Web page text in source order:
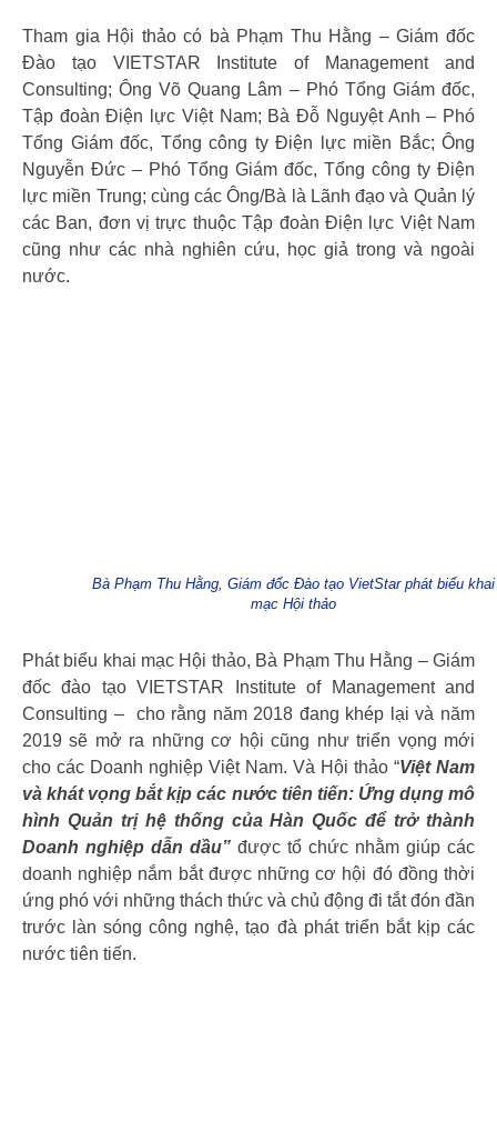
Tham gia Hội thảo có bà Phạm Thu Hằng – Giám đốc
Đào tạo VIETSTAR Institute of Management and
Consulting; Ông Võ Quang Lâm – Phó Tổng Giám đốc,
Tập đoàn Điện lực Việt Nam; Bà Đỗ Nguyệt Anh – Phó
Tổng Giám đốc, Tổng công ty Điện lực miền Bắc; Ông
Nguyễn Đức – Phó Tổng Giám đốc, Tổng công ty Điện
lực miền Trung; cùng các Ông/Bà là Lãnh đạo và Quản lý
các Ban, đơn vị trực thuộc Tập đoàn Điện lực Việt Nam
cũng như các nhà nghiên cứu, học giả trong và ngoài
nước.
Bà Phạm Thu Hằng, Giám đốc Đào tạo VietStar phát biểu khai
mạc Hội thảo
Phát biểu khai mạc Hội thảo, Bà Phạm Thu Hằng – Giám
đốc đào tạo VIETSTAR Institute of Management and
Consulting – cho rằng năm 2018 đang khép lại và năm
2019 sẽ mở ra những cơ hội cũng như triển vọng mới
cho các Doanh nghiệp Việt Nam. Và Hội thảo “Việt Nam
và khát vọng bắt kịp các nước tiên tiến: Ứng dụng mô
hình Quản trị hệ thống của Hàn Quốc để trở thành
Doanh nghiệp dẫn dầu” được tổ chức nhằm giúp các
doanh nghiệp nắm bắt được những cơ hội đó đồng thời
ứng phó với những thách thức và chủ động đi tắt đón đần
trước làn sóng công nghệ, tạo đà phát triển bắt kịp các
nước tiên tiến.